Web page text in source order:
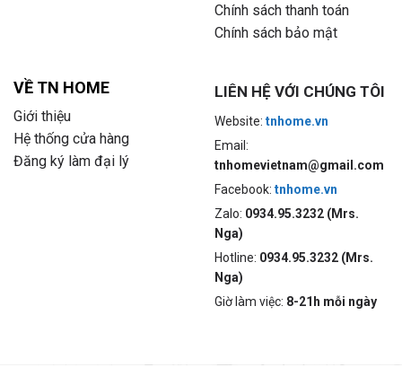
Chính sách thanh toán
Chính sách bảo mật
VỀ TN HOME
Giới thiệu
Hệ thống cửa hàng
Đăng ký làm đại lý
LIÊN HỆ VỚI CHÚNG TÔI
Website: tnhome.vn
Email:
tnhomevietnam@gmail.com
Facebook: tnhome.vn
Zalo: 0934.95.3232 (Mrs.
Nga)
Hotline: 0934.95.3232 (Mrs.
Nga)
Giờ làm việc: 8-21h mỗi ngày